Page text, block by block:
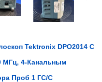
Tektronix DPO2014 С
МГц, 4-Канальным
Проб 1 ГС/с